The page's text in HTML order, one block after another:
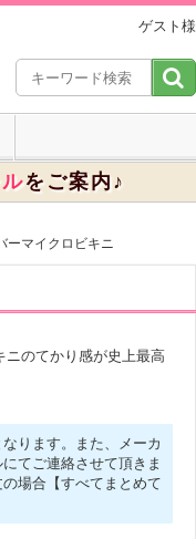
ゲスト様
をご案内♪
ーマイクロビキニ
ニのてかり感が史上最高
ります。また、メーカ
てご連絡させて頂きま
場合【すべてまとめて